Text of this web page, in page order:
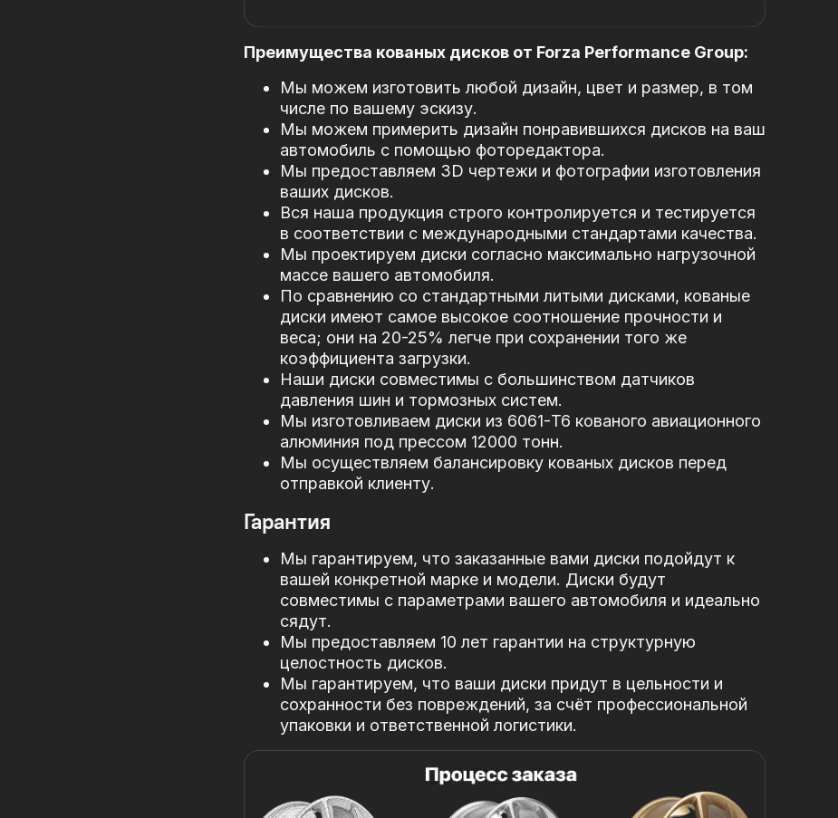
Преимущества кованых дисков от Forza Performance Group:
Мы можем изготовить любой дизайн, цвет и размер, в том
числе по вашему эскизу.
Мы можем примерить дизайн понравившихся дисков на ваш
автомобиль с помощью фоторедактора.
Мы предоставляем 3D чертежи и фотографии изготовления
ваших дисков.
Вся наша продукция строго контролируется и тестируется
в соответствии с международными стандартами качества.
Мы проектируем диски согласно максимально нагрузочной
массе вашего автомобиля.
По сравнению со стандартными литыми дисками, кованые
диски имеют самое высокое соотношение прочности и
веса; они на 20-25% легче при сохранении того же
коэффициента загрузки.
Наши диски совместимы с большинством датчиков
давления шин и тормозных систем.
Мы изготовливаем диски из 6061-T6 кованого авиационного
алюминия под прессом 12000 тонн.
Мы осуществляем балансировку кованых дисков перед
отправкой клиенту.
Гарантия
Мы гарантируем, что заказанные вами диски подойдут к
вашей конкретной марке и модели. Диски будут
совместимы с параметрами вашего автомобиля и идеально
сядут.
Мы предоставляем 10 лет гарантии на структурную
целостность дисков.
Мы гарантируем, что ваши диски придут в цельности и
сохранности без повреждений, за счёт профессиональной
упаковки и ответственной логистики.